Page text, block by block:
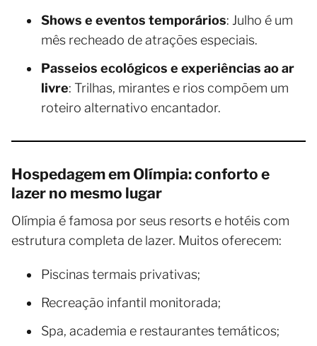
Shows e eventos temporários: Julho é um
mês recheado de atrações especiais.
Passeios ecológicos e experiências ao ar
livre: Trilhas, mirantes e rios compõem um
roteiro alternativo encantador.
Hospedagem em Olímpia: conforto e
lazer no mesmo lugar
Olímpia é famosa por seus resorts e hotéis com
estrutura completa de lazer. Muitos oferecem:
Piscinas termais privativas;
Recreação infantil monitorada;
Spa, academia e restaurantes temáticos;